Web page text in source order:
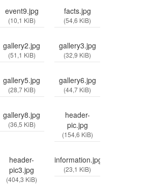
event9.jpg
(10,1 KiB)
facts.jpg
(54,6 KiB)
gallery2.jpg
(51,1 KiB)
gallery3.jpg
(32,9 KiB)
gallery5.jpg
(28,7 KiB)
gallery6.jpg
(44,7 KiB)
gallery8.jpg
(36,5 KiB)
header-
pic.jpg
(154,6 KiB)
header-
pic3.jpg
(404,3 KiB)
information.jpg
(23,1 KiB)